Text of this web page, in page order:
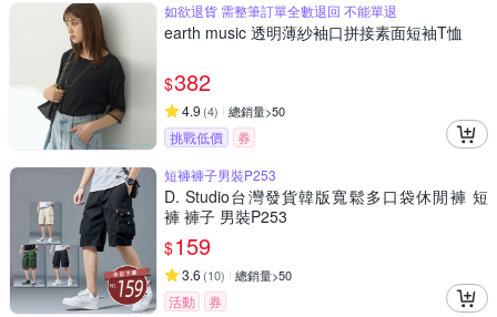
如欲退貨 需整筆訂單全數退回 不能單退
earth music 透明薄紗袖口拼接素面短袖T恤
$382
4.9 (4) 總銷量>50
挑戰低價
券
短褲褲子男裝P253
D. Studio台灣發貨韓版寬鬆多口袋休閒褲 短
褲 褲子 男裝P253
$159
3.6 (10) 總銷量>50
活動
券